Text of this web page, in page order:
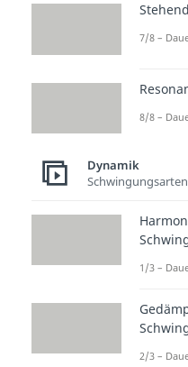
7/8 –
8/8 –
Dynamik
Schwingungsarten
1/3 –
2/3 –